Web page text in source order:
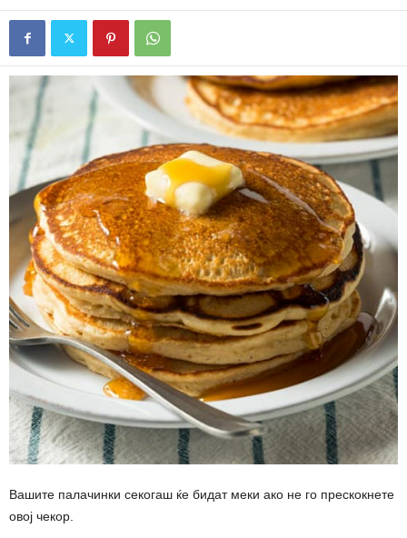
Вашите палачинки секогаш ќе бидат меки ако не го прескокнете
овој чекор.